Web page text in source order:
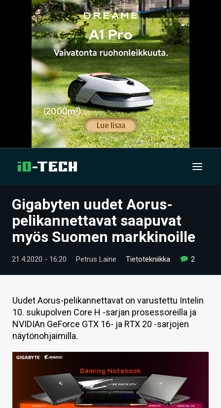
UUTISET
ARTIKKELIT
VIDEOT
TECHBBS
TIETOA
HINTA.FI
KAUPPA
VAIHDA TEEMA
Gigabyten uudet Aorus-
pelikannettavat saapuvat
myös Suomen markkinoille
21.4.2020 - 16:20 Petrus Laine Tietotekniikka 2
Uudet Aorus-pelikannettavat on varustettu Intelin
10. sukupolven Core H -sarjan prosessoreilla ja
NVIDIAn GeForce GTX 16- ja RTX 20 -sarjojen
näytönohjaimilla.